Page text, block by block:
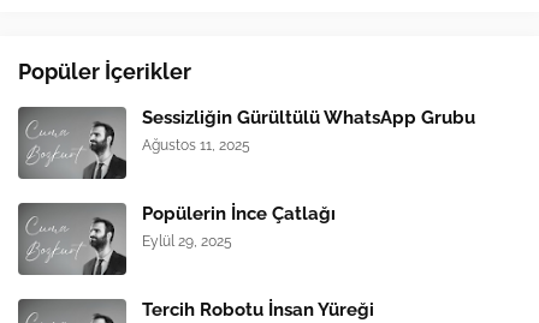
Popüler İçerikler
Sessizliğin Gürültülü WhatsApp Grubu
Ağustos 11, 2025
Popülerin İnce Çatlağı
Eylül 29, 2025
Tercih Robotu İnsan Yüreği